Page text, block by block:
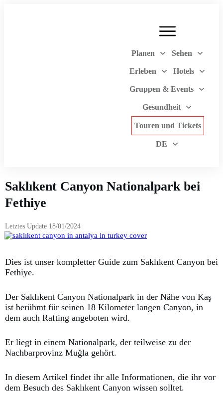
Planen Sehen
Erleben Hotels
Gruppen & Events
Gesundheit
Touren und Tickets
DE
Saklıkent Canyon Nationalpark bei
Fethiye
Letztes Update 18/01/2024
Dies ist unser kompletter Guide zum Saklıkent Canyon bei
Fethiye.
Der Saklıkent Canyon Nationalpark in der Nähe von Kaş
ist berühmt für seinen 18 Kilometer langen Canyon, in
dem auch Rafting angeboten wird.
Er liegt in einem Nationalpark, der teilweise zu der
Nachbarprovinz Muğla gehört.
In diesem Artikel findet ihr alle Informationen, die ihr vor
dem Besuch des Saklıkent Canyon wissen solltet.